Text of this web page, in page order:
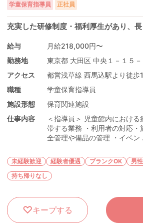
学童保育指導員 正社員
充実した研修制度・福利厚生があり、
給与
月給218,000円〜
勤務地
東京都 大田区 中央１－１５－
アクセス
都営浅草線 西馬込駅より徒歩
職種
学童保育指導員
施設形態
保育関連施設
仕事内容
＜指導員＞ 児童館内におけ
帯する業務 ・利用者の対応・
全管理や備品の管理 ・イベン
未経験歓迎 経験者優遇 ブランクOK 男
持ち帰りなし
キープする